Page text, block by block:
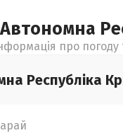
про
Республіка